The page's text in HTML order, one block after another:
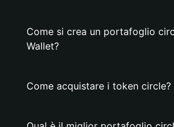
Come si crea un portafoglio
Wallet?
Come acquistare i token circle?